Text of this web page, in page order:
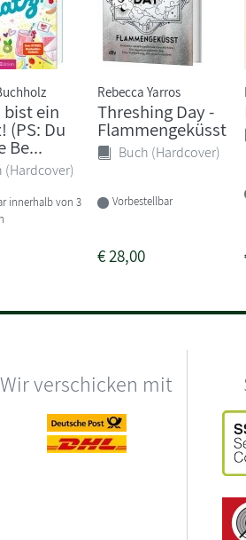
bist ein
(PS: Du
Be...
(Hardcover)
innerhalb von 3
Rebecca Yarros
Threshing Day -
Flammengeküsst
Buch (Hardcover)
Vorbestellbar
€28,00
Wir verschicken mit